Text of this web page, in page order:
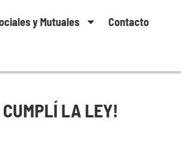
y Mutuales Contacto
LA LEY!